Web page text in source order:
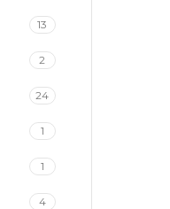
13
2
24
1
1
4